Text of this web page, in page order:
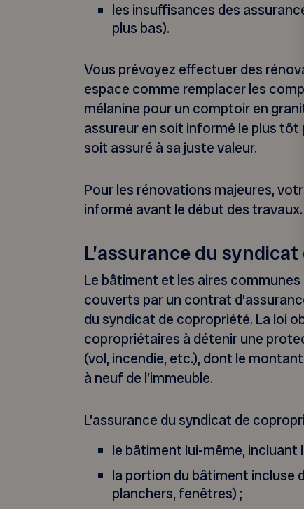
les insuffisances des
plus bas).
Vous prévoyez effectuer des
espace comme remplacer les
mélanine pour un comptoir en
assureur en soit informé le plus
soit assuré à sa juste valeur.
Pour les rénovations majeures,
informé avant le début des travaux.
L’assurance du
Le bâtiment et les aires
couverts par un contrat
du syndicat de copropriété. La loi
copropriétaires à détenir une
(vol, incendie, etc.), dont le
à neuf de l’immeuble.
L’assurance du syndicat de
le bâtiment lui-même, incluant
la portion du bâtiment incluse
planchers, fenêtres) ;